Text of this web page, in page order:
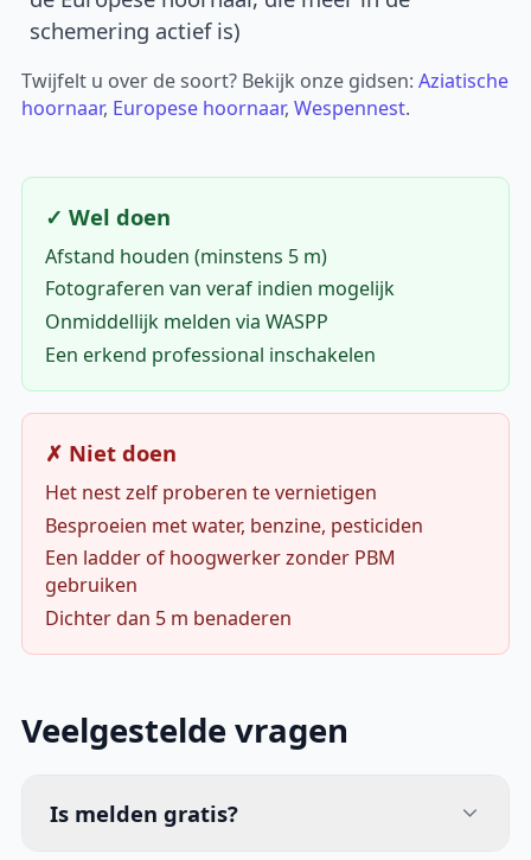
schemering actief is)
Twijfelt u over de soort? Bekijk onze gidsen:Aziatische
hoornaar, Europese hoornaar,Wespennest.
✓ Wel doen
Afstand houden (minstens 5 m)
Fotograferen van veraf indien mogelijk
Onmiddellijk melden via WASPP
Een erkend professional inschakelen
✗ Niet doen
Het nest zelf proberen te vernietigen
Besproeien met water, benzine, pesticiden
Een ladder of hoogwerker zonder PBM
gebruiken
Dichter dan 5 m benaderen
Veelgestelde vragen
Is melden gratis?